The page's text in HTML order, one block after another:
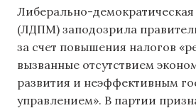
Либерально-
(ЛДПМ) заподозрила
за счет повышения налогов
вызванные отсутствием
развития и неэффективным
управлением». В партии